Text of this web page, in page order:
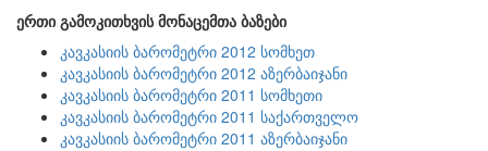
ერთი გამოკითხვის მონაცემთა ბაზები
კავკასიის ბარომეტრი 2012 სომხეთ
კავკასიის ბარომეტრი 2012 აზერბაიჯანი
კავკასიის ბარომეტრი 2011 სომხეთი
კავკასიის ბარომეტრი 2011 საქართველო
კავკასიის ბარომეტრი 2011 აზერბაიჯანი